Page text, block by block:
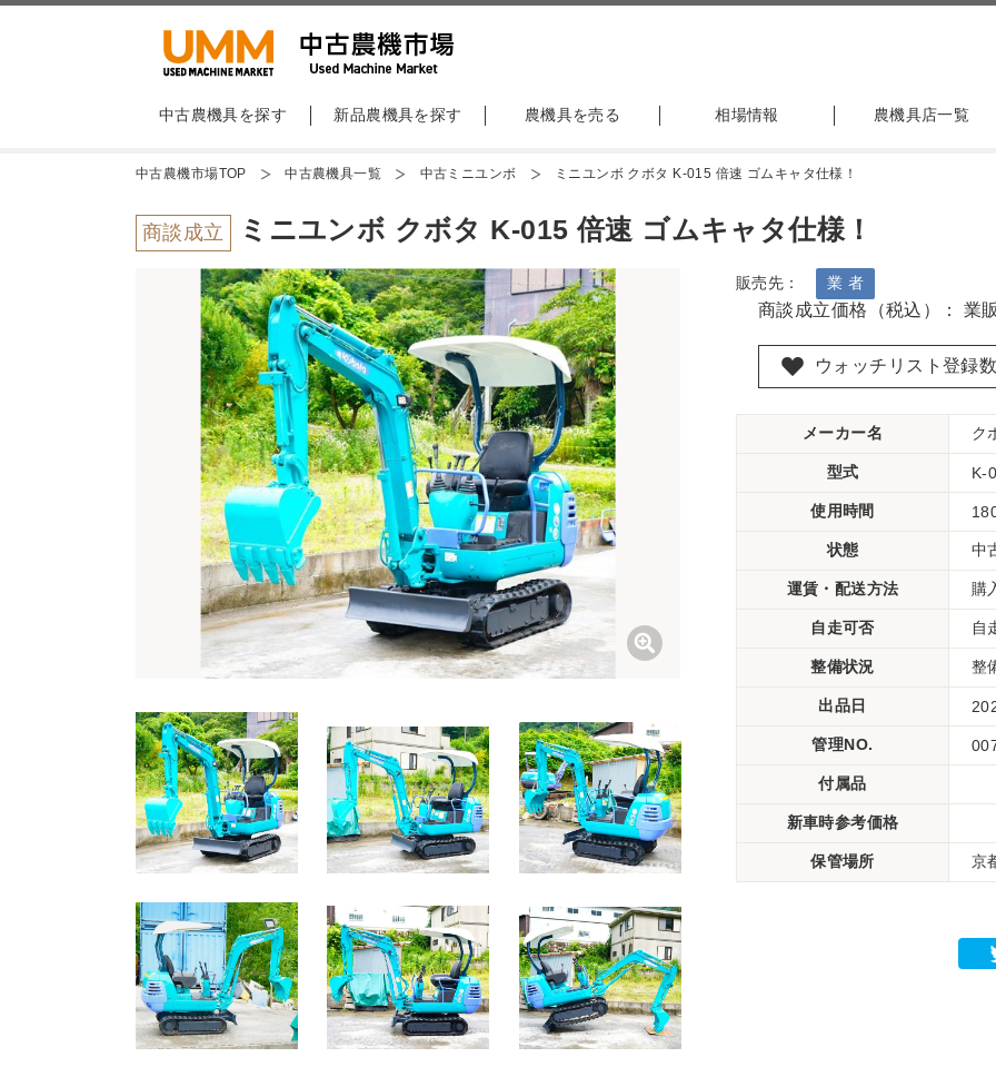
中古農機具を探す 新品農機具を探す 農機具を売る 相場情報 農機具店一覧
中古農機市場TOP 中古農機具一覧 中古ミニユンボ ミニユンボ クボタ K-015 倍速 ゴムキャタ仕様！
商談成立 ミニユンボ クボタ K-015 倍速 ゴムキャタ仕様！
販売先： 業 者
商談成立価格（税込）： 業
ウォッチリスト登録数
メーカー名 ク
型式 K-
使用時間
状態 中
運賃・配送方法 購
自走可否 自
整備状況 整
出品日
管理NO.
付属品
新車時参考価格
保管場所 京